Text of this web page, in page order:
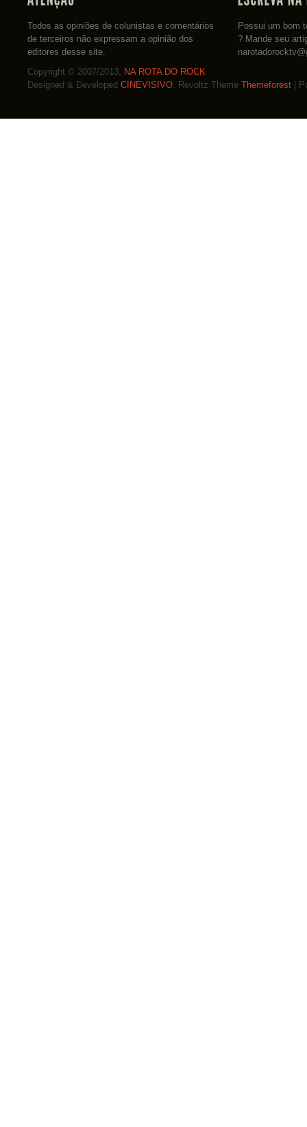
Todos as opiniões de colunistas e comentários
de terceiros não expressam a opinião dos
editores desse site.
Possui um bom
? Mande seu
Copyright © 2007/2013, NA ROTA DO ROCK
Designed & Developed CINEVISIVO. Revoltz Theme Themeforest |